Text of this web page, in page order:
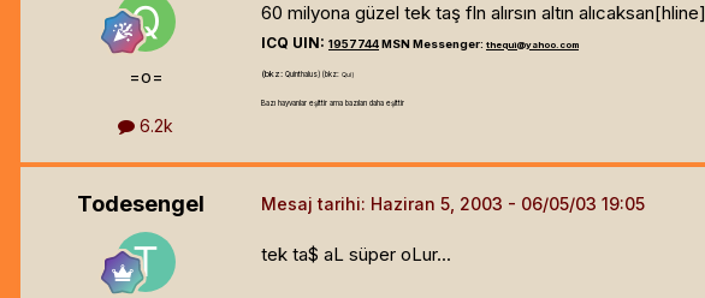
=o=
6.2k
60 milyona güzel tek taş fln alırsın altın alıcaksan[hline]
ICQ UIN: 1957744MSN Messenger: thequi@yahoo.com
(bkz: Quinthalus) (bkz: Qui)
Bazı hayvanlar eşittir ama bazıları daha eşittir
Todesengel Mesaj tarihi: Haziran 5, 2003
tek ta$ aL süper oLur...